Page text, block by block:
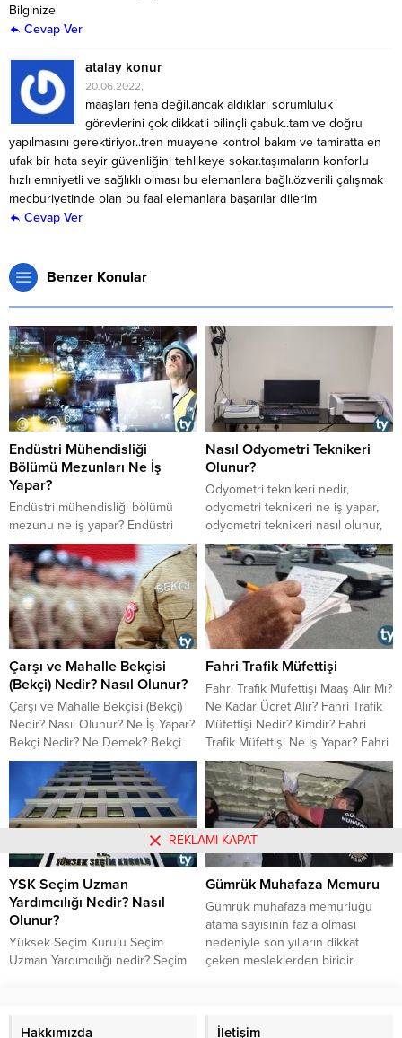
Bilginize
Cevap Ver
atalay konur
20.06.2022,
maaşları fena değil.ancak aldıkları sorumluluk
görevlerini çok dikkatli bilinçli çabuk..tam ve doğru
yapılmasını gerektiriyor..tren muayene kontrol bakım ve tamiratta en
ufak bir hata seyir güvenliğini tehlikeye sokar.taşımaların konforlu
hızlı emniyetli ve sağlıklı olması bu elemanlara bağlı.özverili çalışmak
mecburiyetinde olan bu faal elemanlara başarılar dilerim
Cevap Ver
Benzer Konular
Endüstri Mühendisliği
Bölümü Mezunları Ne İş
Yapar?
Endüstri mühendisliği bölümü
mezunu ne iş yapar? Endüstri
mühendisliği bölümünü okuyanlar
hangi mesleklerde istihdam edilir?
Endüstri mühendisliği bölümü
okuyanlar, meslek bulma
konusunda hangi avantaj ve
dezavantajlara sahiptir? Endüstri
mühendisliği bölümü mezunları
kamuda hangi mesleklerde
çalışabilir? Endüstri mühendisliği
mezunlarının özel sektörde
yapacakları işler nelerdir? Bütün
bu sorulara cevabını yazımız
devamında görebilirsiniz.
Nasıl Odyometri Teknikeri
Olunur?
​​​​​​​Odyometri teknikeri nedir,
odyometri teknikeri ne iş yapar,
odyometri teknikeri nasıl olunur,
odyometri teknikeri görevleri
nelerdir, odyometri teknikeri
çalışma saatleri ve şartları nasıldır
gibi soruların cevaplarını
yazımızda derledik.
Çarşı ve Mahalle Bekçisi
(Bekçi) Nedir? Nasıl Olunur?
Çarşı ve Mahalle Bekçisi (Bekçi)
Nedir? Nasıl Olunur? Ne İş Yapar?
Bekçi Nedir? Ne Demek? Bekçi
Nasıl Olunur? Kimler Bekçi
Olabilir? Bekçi Olma Şartları Bekçi
Alımı Başvuru İçin Gereken
Belgeler Nelerdir? Bekçi Ne İş
Yapar? Görevleri Nelerdir?
Fahri Trafik Müfettişi
Fahri Trafik Müfettişi Maaş Alır Mı?
Ne Kadar Ücret Alır? Fahri Trafik
Müfettişi Nedir? Kimdir? Fahri
Trafik Müfettişi Ne İş Yapar? Fahri
Trafik Müfettişi Nasıl Olunur?
YSK Seçim Uzman
Yardımcılığı Nedir? Nasıl
Olunur?
Yüksek Seçim Kurulu Seçim
Uzman Yardımcılığı nedir? Seçim
hakları nasıl? Detayları YSK Seçim
Gümrük Muhafaza Memuru
Gümrük muhafaza memurluğu
atama sayısının fazla olması
nedeniyle son yılların dikkat
çeken mesleklerden biridir.
Gümrük muhafaza memuru ne iş
Hakkımızda İletişim
REKLAMI KAPAT